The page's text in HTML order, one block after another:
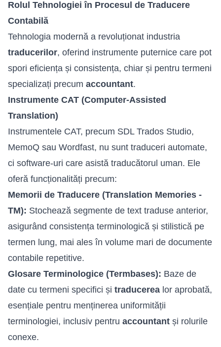
Rolul Tehnologiei în Procesul de Traducere
Contabilă
Tehnologia modernă a revoluționat industria
traducerilor, oferind instrumente puternice care pot
spori eficiența și consistența, chiar și pentru termeni
specializați precum accountant.
Instrumente CAT (Computer-Assisted
Translation)
Instrumentele CAT, precum SDL Trados Studio,
MemoQ sau Wordfast, nu sunt traduceri automate,
ci software-uri care asistă traducătorul uman. Ele
oferă funcționalități precum:
Memorii de Traducere (Translation Memories -
TM): Stochează segmente de text traduse anterior,
asigurând consistența terminologică și stilistică pe
termen lung, mai ales în volume mari de documente
contabile repetitive.
Glosare Terminologice (Termbases): Baze de
date cu termeni specifici și traducerea lor aprobată,
esențiale pentru menținerea uniformității
terminologiei, inclusiv pentru accountant și rolurile
conexe.